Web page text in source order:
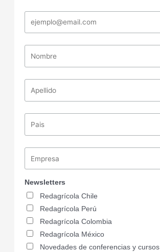
Newsletters
Redagrícola Chile
Redagrícola Perú
Redagrícola Colombia
Redagrícola México
Novedades de conferencias y cursos